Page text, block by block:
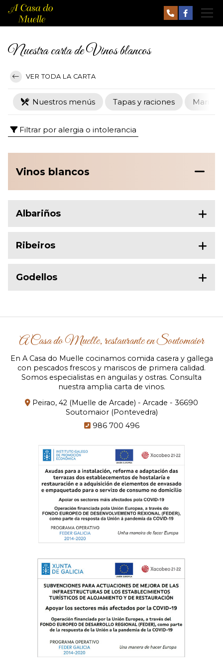
Nuestra carta de Vinos blancos
VER TODA LA CARTA
Nuestros menús Tapas y raciones
Filtrar por alergia o intolerancia
Vinos blancos
Albariños
Ribeiros
Godellos
A Casa do Muelle, restaurante en Soutomaior
En A Casa do Muelle cocinamos comida casera y gallega
con pescados frescos y mariscos de primera calidad.
Somos especialistas en anguilas y ostras. Consulta
nuestra amplia carta de vinos.
Peirao, 42 (Muelle de Arcade) - Arcade - 36690
Soutomaior (Pontevedra)
986 700 496